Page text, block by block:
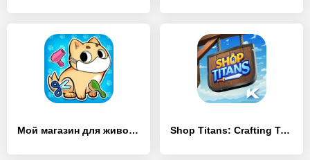
Мой магазин для животных Shop Titans: Crafting Tycoon